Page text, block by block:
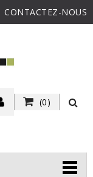
CONTACTEZ-NOUS
(0)